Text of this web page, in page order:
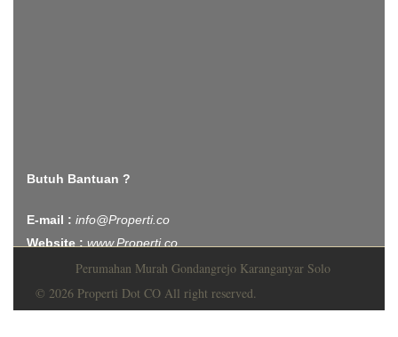
Butuh Bantuan ?
E-mail : info@Properti.co
Website : www.Properti.co
Perumahan Murah Gondangrejo Karanganyar Solo
© 2026 Properti Dot CO All right reserved.